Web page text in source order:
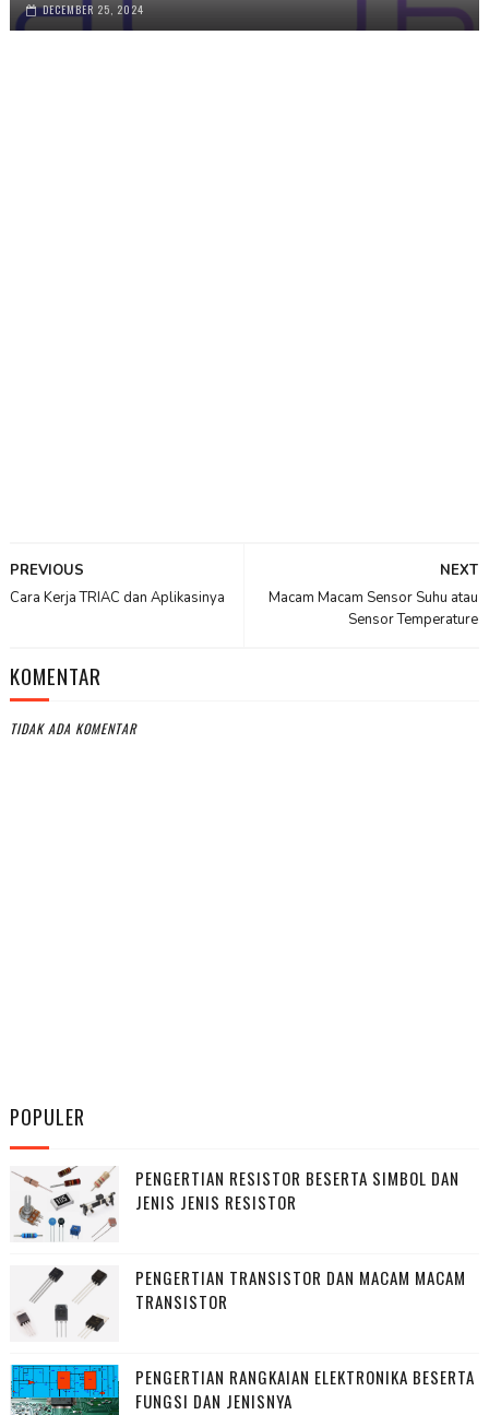
DECEMBER 25, 2024
NEXT
Macam Macam Sensor Suhu atau
Sensor Temperature
PREVIOUS
Cara Kerja TRIAC dan Aplikasinya
KOMENTAR
TIDAK ADA KOMENTAR
POPULER
PENGERTIAN RESISTOR BESERTA SIMBOL DAN
JENIS JENIS RESISTOR
PENGERTIAN TRANSISTOR DAN MACAM MACAM
TRANSISTOR
PENGERTIAN RANGKAIAN ELEKTRONIKA BESERTA
FUNGSI DAN JENISNYA